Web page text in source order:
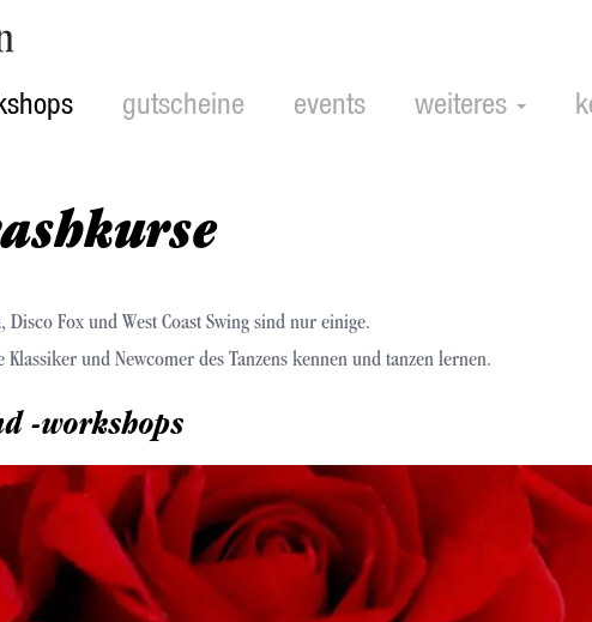
gutscheine events weiteres
Disco Fox und West Coast Swing sind nur einige.
und Newcomer des Tanzens kennen und tanzen lernen.
-workshops